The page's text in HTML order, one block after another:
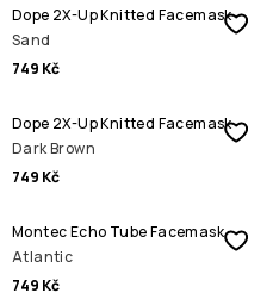
Dope 2X-Up Knitted Facemask
Sand
749 Kč
Dope 2X-Up Knitted Facemask
Dark Brown
749 Kč
Montec Echo Tube Facemask
Atlantic
749 Kč